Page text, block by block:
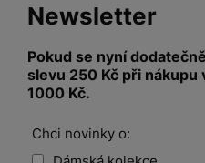
Newsletter
Pokud se nyní
slevu 250 Kč při nákupu
1000 Kč.
Chci novinky o: